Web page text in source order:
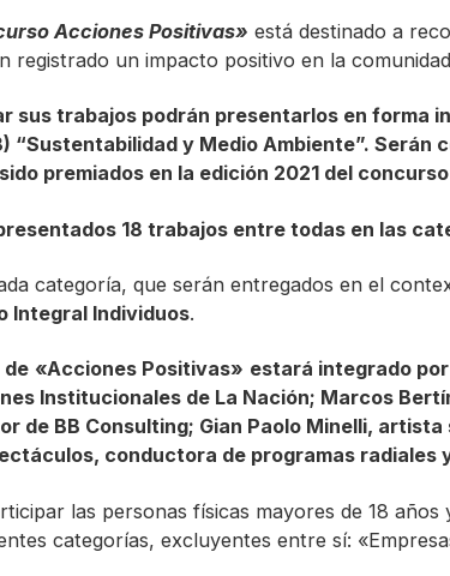
Acciones Positivas» está destinado a
registrado un impacto positivo en la
sus trabajos podrán presentarlos en forma
“Sustentabilidad y Medio Ambiente”.
premiados en la edición 2021 del
18 trabajos entre todas en las
categoría, que serán entregados en el
Integral Individuos.
de «Acciones Positivas» estará integrado
Institucionales de La Nación; Marcos
de BB Consulting; Gian Paolo Minelli,
conductora de programas radiales
las personas físicas mayores de 18
categorías, excluyentes entre sí: